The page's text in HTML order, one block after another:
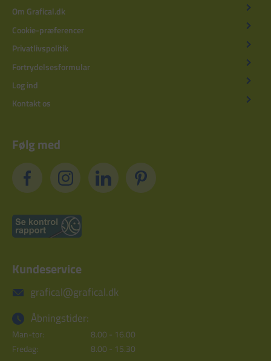
Om Grafical.dk
Cookie-præferencer
Privatlivspolitik
Fortrydelsesformular
Log ind
Kontakt os
Følg med
Kundeservice
grafical@grafical.dk
Åbningstider:
Man-tor:
8.00 - 16.00
Fredag:
8.00 - 15.30